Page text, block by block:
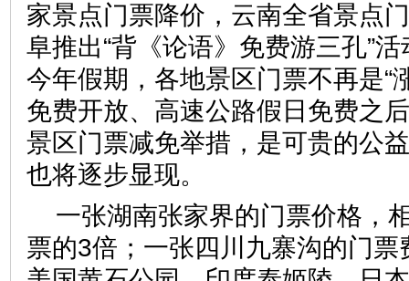
家景点门票降价，云南全省景点
阜推出“背《论语》免费游三孔”
今年假期，各地景区门票不再是“
免费开放、高速公路假日免费之
景区门票减免举措，是可贵的公
也将逐步显现。
一张湖南张家界的门票价格，
票的3倍；一张四川九寨沟的门